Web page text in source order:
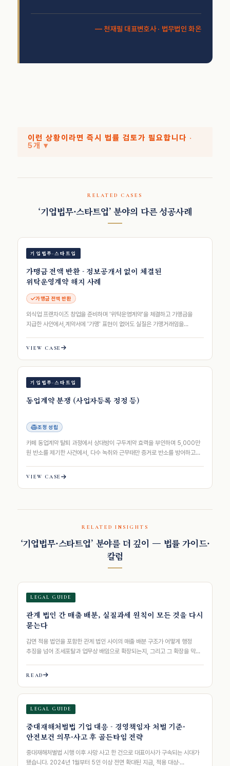
— 천재필 대표변호사 · 법무법인 화온
이런 상황이라면 즉시 법률 검토가 필요합니다 ·
5개 ▾
RELATED CASES
‘기업법무·스타트업’ 분야의 다른 성공사례
기업법무·스타트업
가맹금 전액 반환 - 정보공개서 없이 체결된
위탁운영계약 해지 사례
가맹금 전액 반환
외식업 프랜차이즈 창업을 준비하며 '위탁운영계약'을 체결하고 가맹금을
지급한 사안에서,계약서에 '가맹' 표현이 없어도 실질은 가맹거래임을
VIEW CASE
기업법무·스타트업
동업계약 분쟁 (사업자등록 정정 등)
조정 성립
카페 동업계약 탈퇴 과정에서 상대방이 구두계약 효력을 부인하며 5,000만
원 반소를 제기한 사건에서, 다수 녹취와 근무태만 증거로 반소를 방어하고
VIEW CASE
RELATED INSIGHTS
‘기업법무·스타트업’ 분야를 더 깊이 — 법률 가이드·
칼럼
LEGAL GUIDE
관계 법인 간 매출 배분, 실질과세 원칙이 모든 것을 다시
묻는다
감면 적용 법인을 포함한 관계 법인 사이의 매출 배분 구조가 어떻게 행정
추징을 넘어 조세포탈과 업무상 배임으로 확장되는지, 그리고 그 확장을 막기
READ
LEGAL GUIDE
중대재해처벌법 기업 대응 - 경영책임자 처벌 기준·
안전보건 의무·사고 후 골든타임 전략
중대재해처벌법 시행 이후 사망 사고 한 건으로 대표이사가 구속되는 시대가
됐습니다. 2024년 1월부터 5인 이상 전면 확대된 지금, 적용 대상·